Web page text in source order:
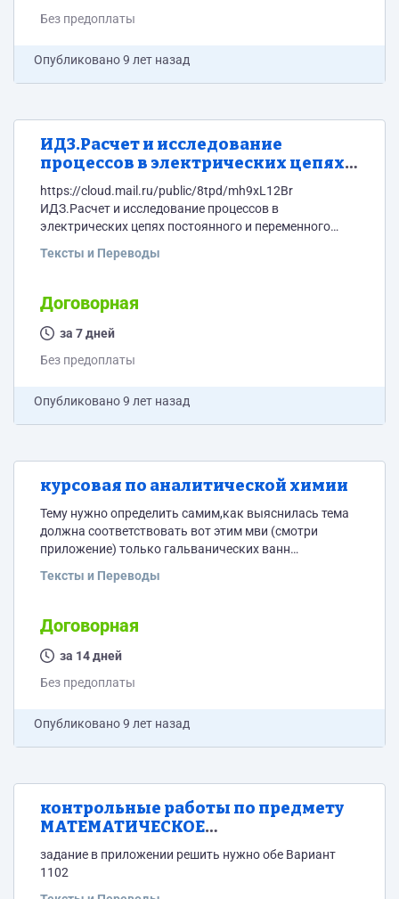
Без предоплаты
Опубликовано9 лет назад
ИДЗ.Расчет и исследование
процессов в электрических цепях
постоянного и переменного тока
ЛБ
https://cloud.mail.ru/public/8tpd/mh9xL12Br
ИДЗ.Расчет и исследование процессов в
электрических цепях постоянного и переменного
установки в Electronics Workbench ЛБ 2.Применение
электротехнических расчетов ЛБ 3.Моделирование
полевых задач в программе ELCUT
Тексты и Переводы
Договорная
за 7 дней
Без предоплаты
Опубликовано9 лет назад
курсовая по аналитической химии
Тему нужно определить самим,как выяснилась тема
должна соответствовать вот этим мви (смотри
приложение) только гальванических ванн
позже методичка по оформлению курсовой
Тексты и Переводы
Договорная
за 14 дней
Без предоплаты
Опубликовано9 лет назад
контрольные работы по предмету
МАТЕМАТИЧЕСКОЕ
МОДЕЛИРОВАНИЕ СИСТЕМ И
ПРОЦЕССОВ
задание в приложении решить нужно обе Вариант
1102